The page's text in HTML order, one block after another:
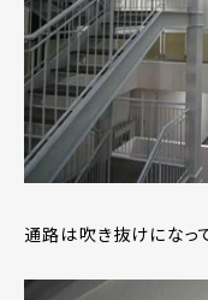
通路は吹き抜けになっ